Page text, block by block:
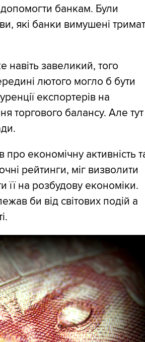
банкам. Були
які банки вимушені
навіть завеликий, того
лютого могло б бути
експортерів на
торгового балансу. Але тут
економічну активність
рейтинги, міг визволити
її на розбудову економіки.
би від світових подій а